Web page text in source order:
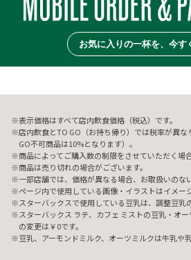
お気に入りの一杯を、今す
表示価格はすべて店内飲食価格（税込）です。
店内飲食とTO GO（お持ち帰り）では税率が異
GO不可商品は10%となります）。
商品によってご購入数の制限をさせていただく場
商品は売り切れの場合がございます。
一部店舗では、価格が異なる場合、お取扱いのな
ページ内で使用している画像・イラストはイメー
スターバックスで使用している豆乳は、調整豆乳
スターバックス ラテ、カフェ ミストの豆乳・オ
の変更は￥0です。
豆乳、アーモンドミルク、オーツミルクは牛乳や